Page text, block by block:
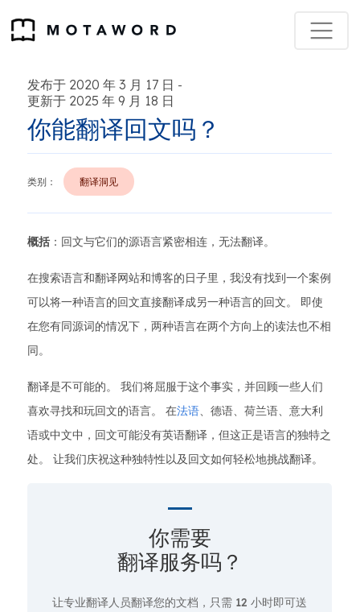
发布于 2020 年 3 月 17 日 -
更新于 2025 年 9 月 18 日
你能翻译回文吗？
类别： 翻译洞见
概括 ：回文与它们的源语言紧密相连，无法翻译。
在搜索语言和翻译网站和博客的日子里，我没有找到一个案例
可以将一种语言的回文直接翻译成另一种语言的回文。 即使
在您有同源词的情况下，两种语言在两个方向上的读法也不相
同。
翻译是不可能的。 我们将屈服于这个事实，并回顾一些人们
喜欢寻找和玩回文的语言。 在法语、德语、荷兰语、意大利
语或中文中，回文可能没有英语翻译，但这正是语言的独特之
处。 让我们庆祝这种独特性以及回文如何轻松地挑战翻译。
你需要
翻译服务吗？
让专业翻译人员翻译您的文档，只需 12 小时即可送